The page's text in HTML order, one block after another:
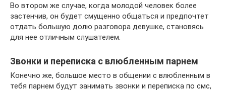
Во втором же случае, когда молодой человек более
застенчив, он будет смущенно общаться и предпочтет
отдать большую долю разговора девушке, становясь
для нее отличным слушателем.
Звонки и переписка с влюбленным парнем
Конечно же, большое место в общении с влюбленным в
тебя парнем будут занимать звонки и переписка по смс,